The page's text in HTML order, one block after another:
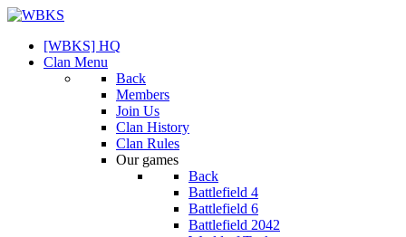
[WBKS] HQ
Clan Menu
Back
Members
Join Us
Clan History
Clan Rules
Our games
Back
Battlefield 4
Battlefield 6
Battlefield 2042